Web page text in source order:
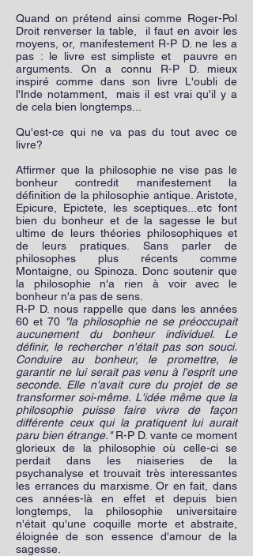
Quand on prétend ainsi comme Roger-Pol
Droit renverser la table, il faut en avoir les
moyens, or, manifestement R-P D. ne les a
pas : le livre est simpliste et pauvre en
arguments. On a connu R-P D. mieux
inspiré comme dans son livre L'oubli de
l'Inde notamment, mais il est vrai qu'il y a
de cela bien longtemps...
Qu'est-ce qui ne va pas du tout avec ce
livre?
Affirmer que la philosophie ne vise pas le
bonheur contredit manifestement la
définition de la philosophie antique. Aristote,
Epicure, Epictete, les sceptiques...etc font
bien du bonheur et de la sagesse le but
ultime de leurs théories philosophiques et
de leurs pratiques. Sans parler de
philosophes plus récents comme
Montaigne, ou Spinoza. Donc soutenir que
la philosophie n'a rien à voir avec le
bonheur n'a pas de sens.
R-P D. nous rappelle que dans les années
60 et 70 "la philosophie ne se préoccupait
aucunement du bonheur individuel. Le
définir, le rechercher n'était pas son souci.
Conduire au bonheur, le promettre, le
garantir ne lui serait pas venu à l'esprit une
seconde. Elle n'avait cure du projet de se
transformer soi-même. L'idée même que la
philosophie puisse faire vivre de façon
différente ceux qui la pratiquent lui aurait
paru bien étrange."R-P D. vante ce moment
glorieux de la philosophie où celle-ci se
perdait dans les niaiseries de la
psychanalyse et trouvait très interessantes
les errances du marxisme. Or en fait, dans
ces années-là en effet et depuis bien
longtemps, la philosophie universitaire
n'était qu'une coquille morte et abstraite,
éloignée de son essence d'amour de la
sagesse.